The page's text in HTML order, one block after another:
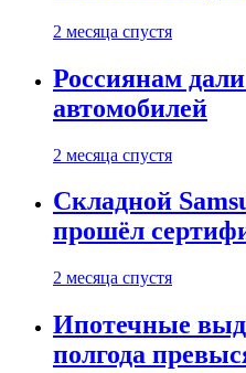
2 месяца спустя
Россиянам
автомобилей
2 месяца спустя
Складной
прошёл
2 месяца спустя
Ипотечные
полгода